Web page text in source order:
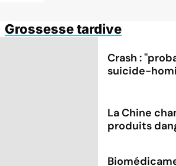
Grossesse tardive
Crash :
suicide-
La Chine
produits